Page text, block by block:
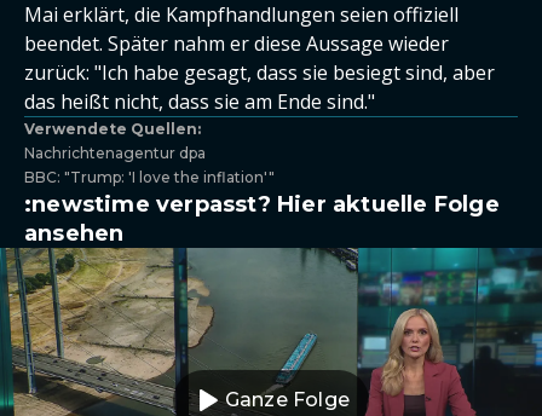
Mai erklärt, die Kampfhandlungen seien offiziell
beendet. Später nahm er diese Aussage wieder
zurück: "Ich habe gesagt, dass sie besiegt sind, aber
das heißt nicht, dass sie am Ende sind."
Verwendete Quellen:
Nachrichtenagentur dpa
BBC: "Trump: 'I love the inflation'"
:newstime verpasst? Hier aktuelle Folge
ansehen
Ganze Folge